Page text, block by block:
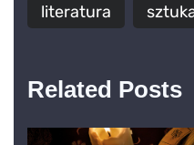
literatura
Related Posts